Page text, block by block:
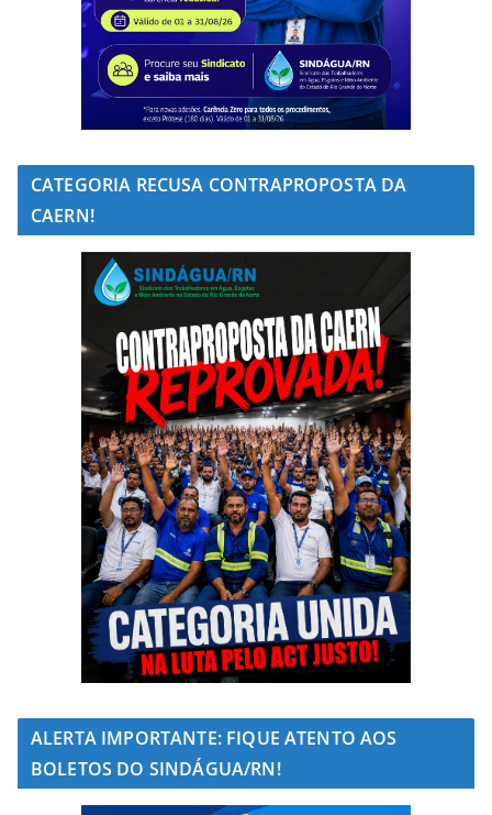
CATEGORIA RECUSA CONTRAPROPOSTA DA
CAERN!
ALERTA IMPORTANTE: FIQUE ATENTO AOS
BOLETOS DO SINDÁGUA/RN!